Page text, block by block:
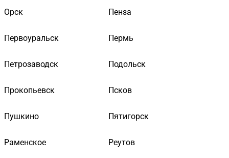
Орск Пенза
Первоуральск Пермь
Петрозаводск Подольск
Прокопьевск Псков
Пушкино Пятигорск
Раменское Реутов